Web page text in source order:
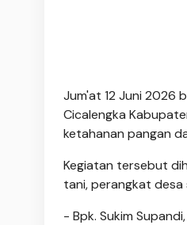
Jum'at 12 Juni 2026
Cicalengka
ketahanan pangan
Kegiatan tersebut
tani, perangkat
- Bpk. Sukim